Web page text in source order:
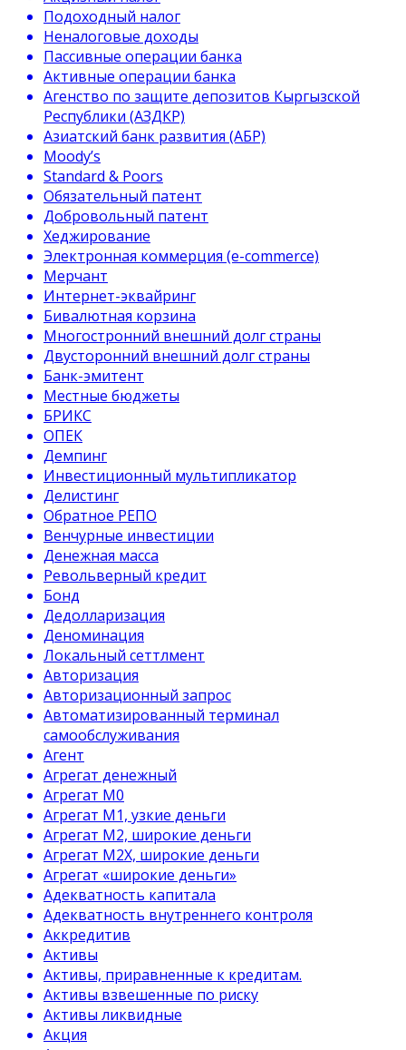
Подоходный налог
Неналоговые доходы
Пассивные операции банка
Активные операции банка
Агенство по защите депозитов Кыргызской
Республики (АЗДКР)
Азиатский банк развития (АБР)
Moody’s
Standard & Poors
Обязательный патент
Добровольный патент
Хеджирование
Электронная коммерция (e-commerce)
Мерчант
Интернет-эквайринг
Бивалютная корзина
Многостронний внешний долг страны
Двусторонний внешний долг страны
Банк-эмитент
Местные бюджеты
БРИКС
ОПЕК
Демпинг
Инвестиционный мультипликатор
Делистинг
Обратное РЕПО
Венчурные инвестиции
Денежная масса
Револьверный кредит
Бонд
Дедолларизация
Деноминация
Локальный сеттлмент
Авторизация
Авторизационный запрос
Автоматизированный терминал
самообслуживания
Агент
Агрегат денежный
Агрегат М0
Агрегат М1, узкие деньги
Агрегат М2, широкие деньги
Агрегат М2Х, широкие деньги
Агрегат «широкие деньги»
Адекватность капитала
Адекватность внутреннего контроля
Аккредитив
Активы
Активы, приравненные к кредитам.
Активы взвешенные по риску
Активы ликвидные
Акция